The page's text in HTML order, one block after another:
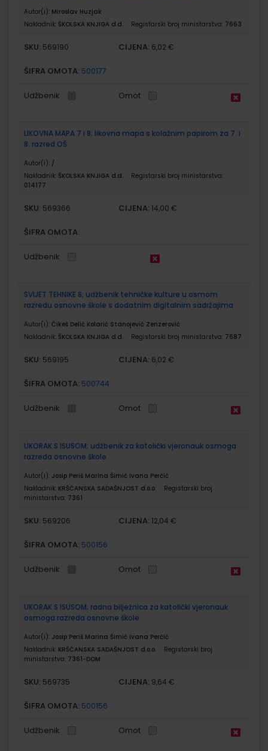
Autor(i): Miroslav Huzjak
Nakladnik: ŠKOLSKA KNJIGA d.d. Registarski broj ministarstva: 7663
SKU: 569190 CIJENA: 6,02 €
ŠIFRA OMOTA: 500177
Udžbenik Omot
LIKOVNA MAPA 7 i 8; likovna mapa s kolažnim papirom za 7. i
8. razred OŠ
Autor(i): /
Nakladnik: ŠKOLSKA KNJIGA d.d.
Registarski broj ministarstva:
014177
SKU: 569366 CIJENA: 14,00 €
ŠIFRA OMOTA:
Udžbenik
SVIJET TEHNIKE 8; udžbenik tehničke kulture u osmom
razredu osnovne škole s dodatnim digitalnim sadržajima
Autor(i): Čikeš Delić Kolarić Stanojević Zenzerović
Nakladnik: ŠKOLSKA KNJIGA d.d. Registarski broj ministarstva: 7687
SKU: 569195 CIJENA: 6,02 €
ŠIFRA OMOTA: 500744
Udžbenik Omot
UKORAK S ISUSOM; udžbenik za katolički vjeronauk osmoga
razreda osnovne škole
Autor(i): Josip Periš Marina Šimić Ivana Perčić
Nakladnik: KRŠĆANSKA SADAŠNJOST d.o.o.
Registarski broj
ministarstva: 7361
SKU: 569206 CIJENA: 12,04 €
ŠIFRA OMOTA: 500156
Udžbenik Omot
UKORAK S ISUSOM; radna bilježnica za katolički vjeronauk
osmoga razreda osnovne škole
Autor(i): Josip Periš Marina Šimić Ivana Perčić
Nakladnik: KRŠĆANSKA SADAŠNJOST d.o.o.
Registarski broj
ministarstva: 7361-DOM
SKU: 569735 CIJENA: 9,64 €
ŠIFRA OMOTA: 500156
Udžbenik Omot